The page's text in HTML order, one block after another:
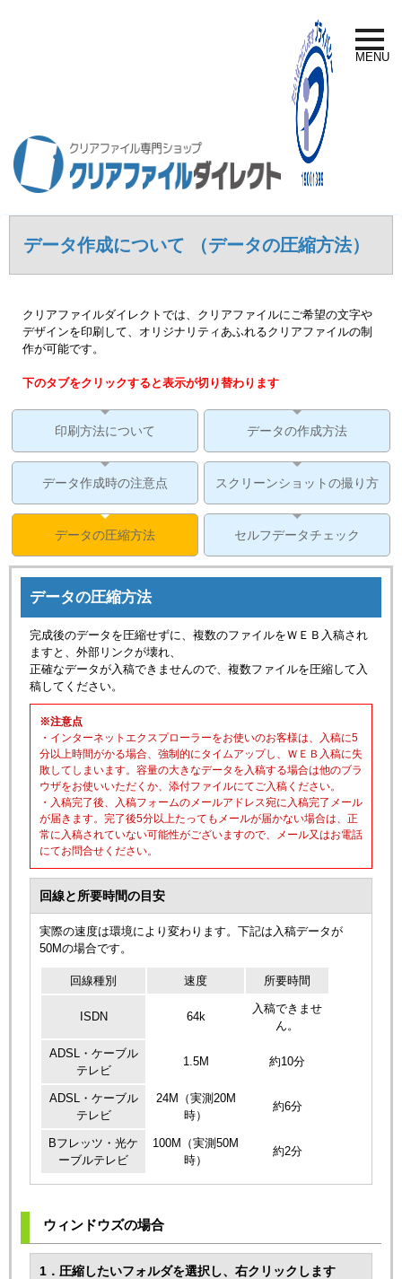
toggle
MENU
データ作成について （データの圧縮方法）
クリアファイルダイレクトでは、クリアファイルにご希望の文字や
デザインを印刷して、オリジナリティあふれるクリアファイルの制
作が可能です。
下のタブをクリックすると表示が切り替わります
印刷方法について データの作成方法
データ作成時の注意点 スクリーンショットの撮り方
データの圧縮方法 セルフデータチェック
データの圧縮方法
完成後のデータを圧縮せずに、複数のファイルをＷＥＢ入稿され
ますと、外部リンクが壊れ、
正確なデータが入稿できませんので、複数ファイルを圧縮して入
稿してください。
※注意点
・インターネットエクスプローラーをお使いのお客様は、入稿に5
分以上時間がかる場合、強制的にタイムアップし、ＷＥＢ入稿に失
敗してしまいます。容量の大きなデータを入稿する場合は他のブラ
ウザをお使いいただくか、添付ファイルにてご入稿ください。
・入稿完了後、入稿フォームのメールアドレス宛に入稿完了メール
が届きます。完了後5分以上たってもメールが届かない場合は、正
常に入稿されていない可能性がございますので、メール又はお電話
にてお問合せください。
回線と所要時間の目安
実際の速度は環境により変わります。下記は入稿データが
50Mの場合です。
回線種別 速度 所要時間
ISDN 64k
入稿できませ
ん。
ADSL・ケーブル
テレビ
1.5M 約10分
ADSL・ケーブル
テレビ
24M（実測20M
時）
約6分
Bフレッツ・光ケ
ーブルテレビ
100M（実測50M
時）
約2分
ウィンドウズの場合
1．圧縮したいフォルダを選択し、右クリックします